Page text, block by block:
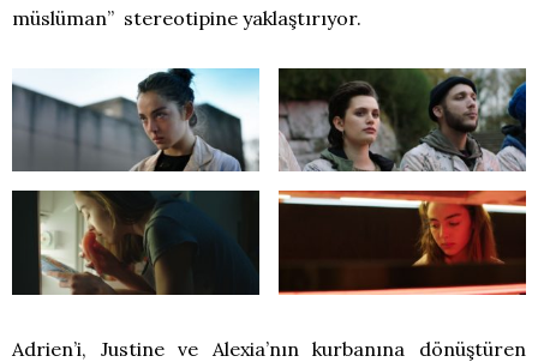
müslüman” stereotipine yaklaştırıyor.
Adrien’i, Justine ve Alexia’nın kurbanına dönüştüren